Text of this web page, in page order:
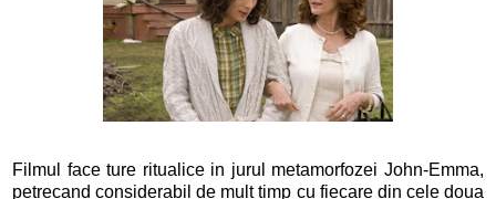
Filmul face ture ritualice in jurul metamorfozei John-Emma,
petrecand considerabil de mult timp cu fiecare din cele doua